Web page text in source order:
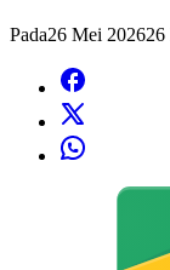
Pada26 Mei 202626